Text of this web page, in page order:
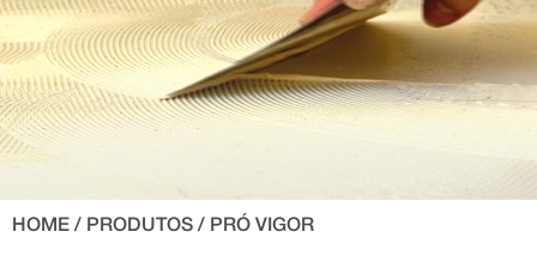
HOME / PRODUTOS / PRÓ VIGOR